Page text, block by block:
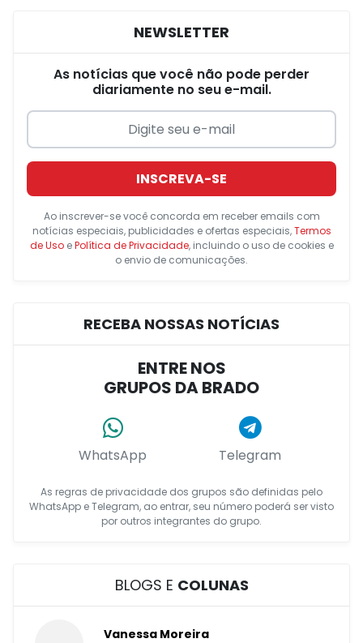
NEWSLETTER
As notícias que você não pode perder
diariamente no seu e-mail.
INSCREVA-SE
Ao inscrever-se você concorda em receber emails com
notícias especiais, publicidades e ofertas especiais,Termos
de UsoePolítica de Privacidade, incluindo o uso de cookies e
o envio de comunicações.
RECEBA NOSSAS NOTÍCIAS
ENTRE NOS
GRUPOS DA BRADO
WhatsApp Telegram
As regras de privacidade dos grupos são definidas pelo
WhatsApp e Telegram, ao entrar, seu número poderá ser visto
por outros integrantes do grupo.
BLOGS E COLUNAS
Vanessa Moreira